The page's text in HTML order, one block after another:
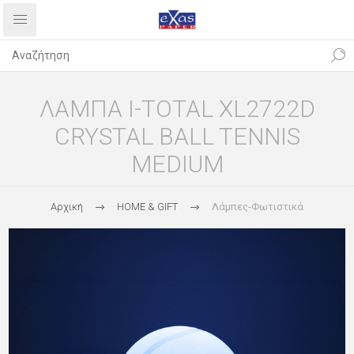
ΛΑΜΠΑ I-TOTAL XL2722D
CRYSTAL BALL TENNIS
MEDIUM
Αρχική HOME & GIFT Λάμπες-Φωτιστικά